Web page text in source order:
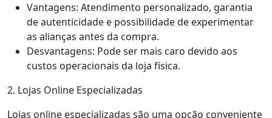
Vantagens: Atendimento personalizado, garantia
de autenticidade e possibilidade de experimentar
as alianças antes da compra.
Desvantagens: Pode ser mais caro devido aos
custos operacionais da loja física.
2. Lojas Online Especializadas
Lojas online especializadas são uma opção conveniente